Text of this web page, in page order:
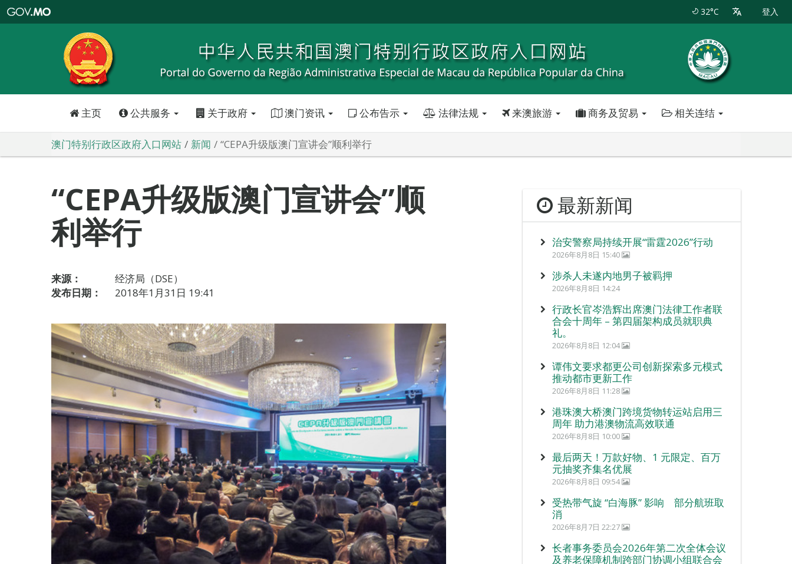
特
政
区
政
口
32°C 登入
主页 公共服务 关于政府 澳门资讯 公布告示 法律法规 来澳旅游 商务及贸易 相关连结
澳门特别行政区政府入口网站 新闻 “CEPA升级版澳门宣讲会”顺利举行
“CEPA升级版澳门宣讲会”顺
利举行
来源：
经济局（DSE）
发布日期：
2018年1月31日 19:41
最新新闻
治安警察局持续开展“雷霆2026”行动
2026年8月8日 15:40
涉杀人未遂内地男子被羁押
2026年8月8日 14:24
行政长官岑浩辉出席澳门法律工作者联
合会十周年 – 第四届架构成员就职典
礼。
2026年8月8日 12:04
谭伟文要求都更公司创新探索多元模式
推动都市更新工作
2026年8月8日 11:28
港珠澳大桥澳门跨境货物转运站启用三
周年 助力港澳物流高效联通
2026年8月8日 10:00
最后两天！万款好物、1 元限定、百万
元抽奖齐集名优展
2026年8月8日 09:54
受热带气旋 “白海豚” 影响 部分航班取
消
2026年8月7日 22:27
长者事务委员会2026年第二次全体会议
及养老保障机制跨部门协调小组联合会